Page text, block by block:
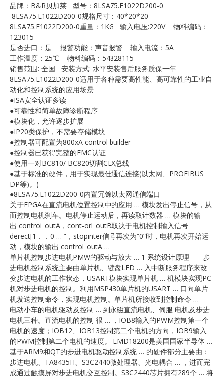
品牌：B&R贝加莱 型号：8LSA75.E1022D200-0
8LSA75.E1022D200-0规格尺寸：40*20*20
8LSA75.E1022D200-0重量：1KG 输入电压:220V 物料编码：
123015
是否进口：是 报警功能：声音报警 输入电流：5A
工作温度：25℃ 物料编码：54828115
销售范围: 全国 安装方式: 水平安装售后服务质保一年
8LSA75.E1022D200-0适用于各种需要高性能、高可靠性的工业自
动化和控制系统的应用场景
●ISA安全认证多读
●可靠性和简单故障诊断程序
●模块化，允许逐步扩展
●IP20类保护，不需要存储模块
●控制器可配置为800xA control builder
●控制器已获得完整的EMC认证
●使用一对BC810/ BC820切割CEX总线
●基于标准的硬件，用于实现最佳通信连接(以太网、PROFIBUS
DP等)。)
●8LSA75.E1022D200-0内置冗馀以太网通信端口
关于FPGA在直流电机位置控制中的应用 … 模块发出停止信号，从
而控制电机刹车。电机停止运动后，再读取计数器 … 模块的输
出 controi_outA，cont-orl_outB取决于电机控制输入信号
derect[1．．0 … ”，stopinter信号再次为“0”时，电机再次开始运
动，模块的输出 control_outA …
单片机控制步进电机PMW的驱动与放大 … 1 系统设计原理 步
进电机控制系统主要由单片机、键盘LED … 入中断服务程序来改
变步进电机的工作状态，USART模块实现单片机 … 机模块实现PC
机对步进电机的控制。利用MSP430单片机的USART … 口向单片
机发送控制命令，实现电机控制。单片机所接收到控制命令 …
电动小车的电机驱动及控制 … 到永磁直流电机、伺服 电机及步进
电机三种。直流电机的控制 很 … ，IOB8输入的PWM控制第一个
电机的速度；IOB12、IOB13控制第二个电机的方向，IOB9输入
的PWM控制第二个电机的速度。 LMD18200是美国国家半导体 …
基于ARM9和QT的步进电机驱动控制系统 … 的硬件部分主要由：
步进电机、TA8435H、S3C2440微处理器、光电耦合 … ，进而完
成通过触摸屏对步进电机交互控制。S3C2440芯片拥有289个 … 将